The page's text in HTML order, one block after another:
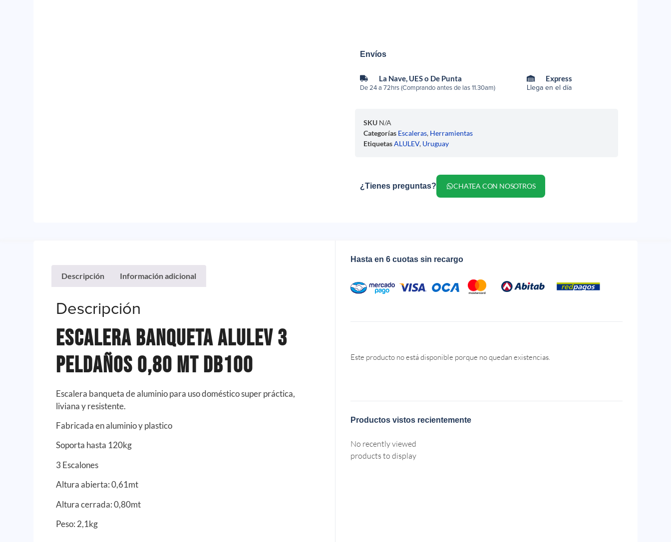
Envíos
La Nave, UES o De Punta
De 24 a 72hrs (Comprando antes de las 11.30am)
Express
Llega en el día
SKU N/A
Categorías Escaleras, Herramientas
EtiquetasALULEV, Uruguay
¿Tienes preguntas? CHATEA CON NOSOTROS
Descripción Información adicional
Descripción
Escalera Banqueta Alulev 3
Peldaños 0,80 MT DB100
Escalera banqueta de aluminio para uso doméstico super práctica,
liviana y resistente.
Fabricada en aluminio y plastico
Soporta hasta 120kg
3 Escalones
Altura abierta: 0,61mt
Altura cerrada: 0,80mt
Peso: 2,1kg
Hasta en 6 cuotas sin recargo
Este producto no está disponible porque no quedan existencias.
Productos vistos recientemente
No recently viewed
products to display